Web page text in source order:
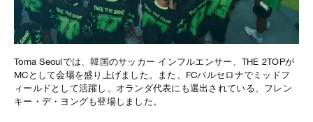
Toma Seoulでは、韓国のサッカー インフルエンサー、THE 2TOPが
MCとして会場を盛り上げました。また、FCバルセロナでミッドフ
ィールドとして活躍し、オランダ代表にも選出されている、フレン
キー・デ・ヨングも登場しました。